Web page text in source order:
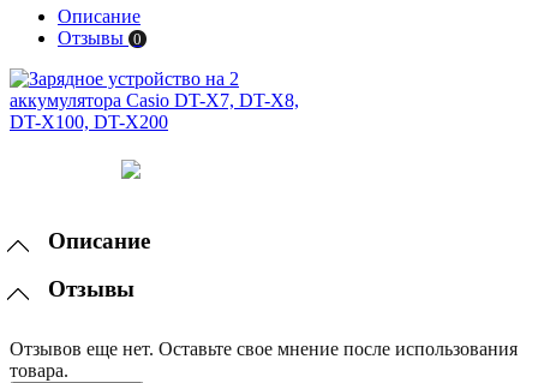
Описание
Отзывы 0
Описание
Отзывы
Отзывов еще нет. Оставьте свое мнение после использования
товара.